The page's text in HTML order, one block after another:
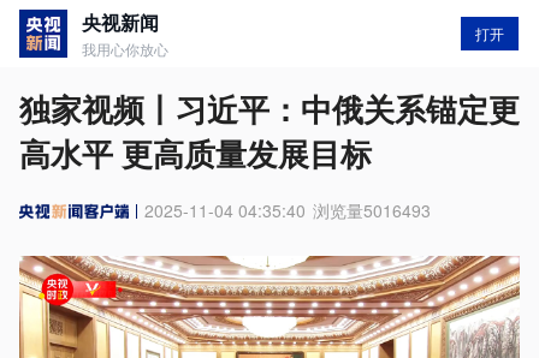
央视新闻
我用心你放心
打开
独家视频丨习近平：中俄关系锚定更
高水平 更高质量发展目标
2025-11-04 04:35:40 浏览量5016493